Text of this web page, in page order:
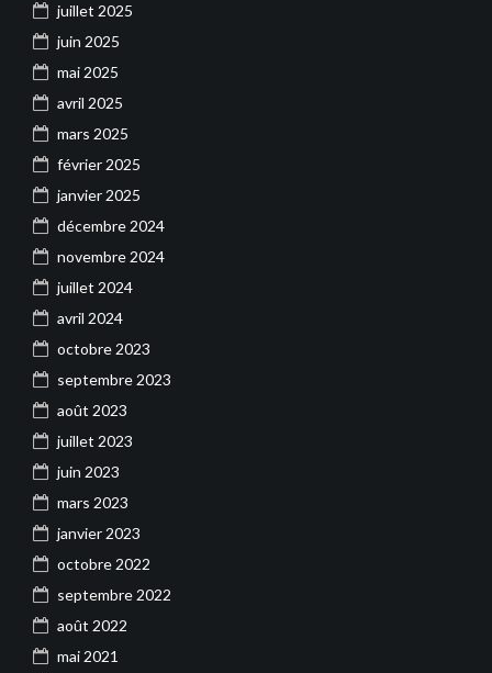
juillet 2025
juin 2025
mai 2025
avril 2025
mars 2025
février 2025
janvier 2025
décembre 2024
novembre 2024
juillet 2024
avril 2024
octobre 2023
septembre 2023
août 2023
juillet 2023
juin 2023
mars 2023
janvier 2023
octobre 2022
septembre 2022
août 2022
mai 2021